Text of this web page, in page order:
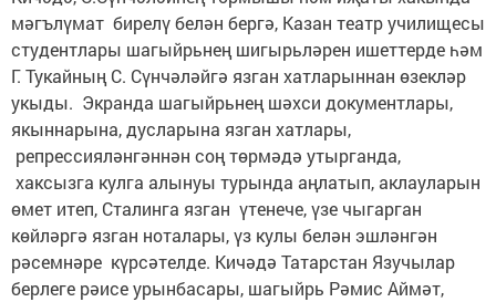
мәгълүмат бирелү белән бергә, Казан театр училищесы
студентлары шагыйрьнең шигырьләрен ишеттерде һәм
Г. Тукайның С. Сүнчәләйгә язган хатларыннан өзекләр
укыды. Экранда шагыйрьнең шәхси документлары,
якыннарына, дусларына язган хатлары,
репрессияләнгәннән соң төрмәдә утырганда,
хаксызга кулга алынуы турында аңлатып, аклауларын
өмет итеп, Сталинга язган үтенече, үзе чыгарган
көйләргә язган ноталары, үз кулы белән эшләнгән
рәсемнәре күрсәтелде. Кичәдә Татарстан Язучылар
берлеге рәисе урынбасары, шагыйрь Рәмис Аймәт,